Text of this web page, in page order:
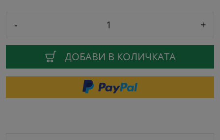
- +
ДОБАВИ В КОЛИЧКАТА